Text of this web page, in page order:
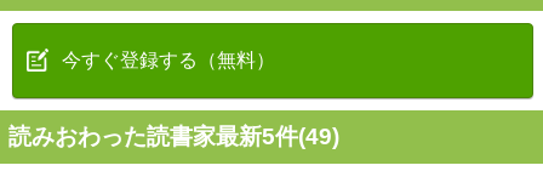
今すぐ登録する（無料）
読みおわった読書家最新5件(49)